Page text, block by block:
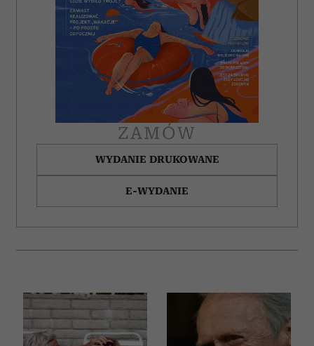
ZAMÓW
WYDANIE DRUKOWANE
E-WYDANIE